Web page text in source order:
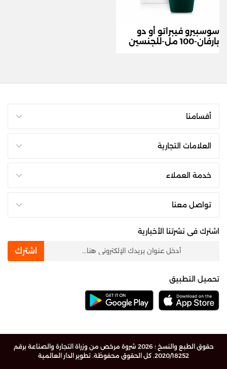
سوسبيرو فيبراتو أو دو
بارفان-100 مل-للجنسين
أقسامنا
العلامات التجارية
خدمة العملاء
تواصل معنا
اشترك فى نشرتنا الأخبارية
اشترك
تحميل التطبيق
حقوق الطبع والنسخ ؛ 2026 شروة مرخص من وزراة التجارة والصناعة برقم
2020/18252. كل الحقوق محفوظة.
تطوير الدار العالمية